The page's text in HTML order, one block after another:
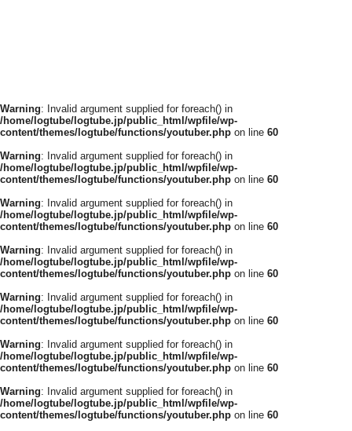
Warning: Invalid argument supplied for foreach() in
/home/logtube/logtube.jp/public_html/wpfile/wp-
content/themes/logtube/functions/youtuber.php on line 60
Warning: Invalid argument supplied for foreach() in
/home/logtube/logtube.jp/public_html/wpfile/wp-
content/themes/logtube/functions/youtuber.php on line 60
Warning: Invalid argument supplied for foreach() in
/home/logtube/logtube.jp/public_html/wpfile/wp-
content/themes/logtube/functions/youtuber.php on line 60
Warning: Invalid argument supplied for foreach() in
/home/logtube/logtube.jp/public_html/wpfile/wp-
content/themes/logtube/functions/youtuber.php on line 60
Warning: Invalid argument supplied for foreach() in
/home/logtube/logtube.jp/public_html/wpfile/wp-
content/themes/logtube/functions/youtuber.php on line 60
Warning: Invalid argument supplied for foreach() in
/home/logtube/logtube.jp/public_html/wpfile/wp-
content/themes/logtube/functions/youtuber.php on line 60
Warning: Invalid argument supplied for foreach() in
/home/logtube/logtube.jp/public_html/wpfile/wp-
content/themes/logtube/functions/youtuber.php on line 60